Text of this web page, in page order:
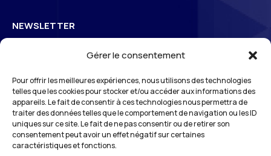
Gérer le consentement
Pour offrir les meilleures expériences, nous utilisons des technologies
telles que les cookies pour stocker et/ou accéder aux informations des
appareils. Le fait de consentir à ces technologies nous permettra de
traiter des données telles que le comportement de navigation ou les ID
uniques sur ce site. Le fait de ne pas consentir ou de retirer son
consentement peut avoir un effet négatif sur certaines
caractéristiques et fonctions.
NEWSLETTER
S3Odéon
*En vous inscrivant à notre newsletter, vous reconnaissez avoir pris connaissance
de notre politique de gestion des données personnelleset vous l’acceptez.